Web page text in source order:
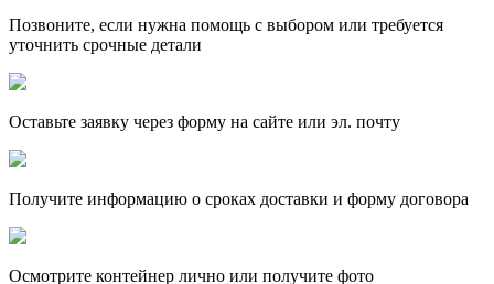
Позвоните, если нужна помощь с выбором или требуется
уточнить срочные детали
Оставьте заявку через форму на сайте или эл. почту
Получите информацию о сроках доставки и форму договора
Осмотрите контейнер лично или получите фото